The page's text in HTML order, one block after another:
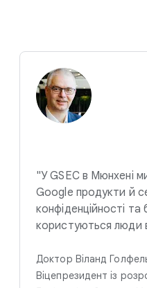
"У GSEC в Мюнхені
Google продукти й
конфіденційності
користуються люди
Доктор Віланд
Віцепрезидент із